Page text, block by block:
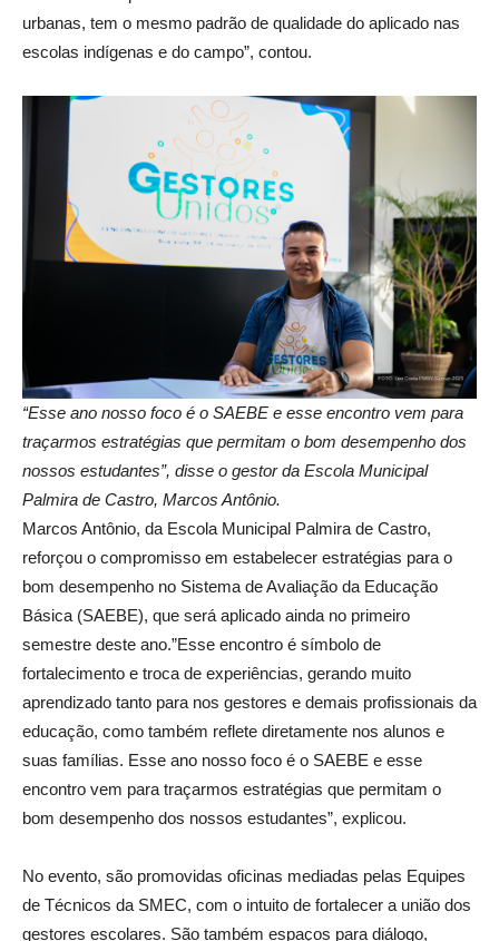
urbanas, tem o mesmo padrão de qualidade do aplicado nas
escolas indígenas e do campo”, contou.
“Esse ano nosso foco é o SAEBE e esse encontro vem para
traçarmos estratégias que permitam o bom desempenho dos
nossos estudantes”, disse o gestor da Escola Municipal
Palmira de Castro, Marcos Antônio.
Marcos Antônio, da Escola Municipal Palmira de Castro,
reforçou o compromisso em estabelecer estratégias para o
bom desempenho no Sistema de Avaliação da Educação
Básica (SAEBE), que será aplicado ainda no primeiro
semestre deste ano.”Esse encontro é símbolo de
fortalecimento e troca de experiências, gerando muito
aprendizado tanto para nos gestores e demais profissionais da
educação, como também reflete diretamente nos alunos e
suas famílias. Esse ano nosso foco é o SAEBE e esse
encontro vem para traçarmos estratégias que permitam o
bom desempenho dos nossos estudantes”, explicou.
No evento, são promovidas oficinas mediadas pelas Equipes
de Técnicos da SMEC, com o intuito de fortalecer a união dos
gestores escolares. São também espaços para diálogo,